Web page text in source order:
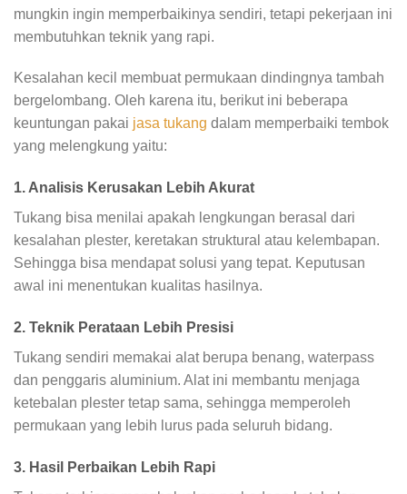
mungkin ingin memperbaikinya sendiri, tetapi pekerjaan ini
membutuhkan teknik yang rapi.
Kesalahan kecil membuat permukaan dindingnya tambah
bergelombang. Oleh karena itu, berikut ini beberapa
keuntungan pakai jasa tukang dalam memperbaiki tembok
yang melengkung yaitu:
1. Analisis Kerusakan Lebih Akurat
Tukang bisa menilai apakah lengkungan berasal dari
kesalahan plester, keretakan struktural atau kelembapan.
Sehingga bisa mendapat solusi yang tepat. Keputusan
awal ini menentukan kualitas hasilnya.
2. Teknik Perataan Lebih Presisi
Tukang sendiri memakai alat berupa benang, waterpass
dan penggaris aluminium. Alat ini membantu menjaga
ketebalan plester tetap sama, sehingga memperoleh
permukaan yang lebih lurus pada seluruh bidang.
3. Hasil Perbaikan Lebih Rapi